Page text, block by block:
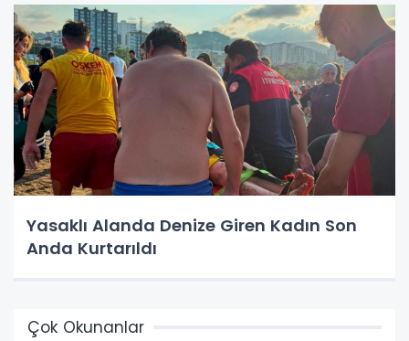
Yasaklı Alanda Denize Giren Kadın Son
Anda Kurtarıldı
Çok Okunanlar